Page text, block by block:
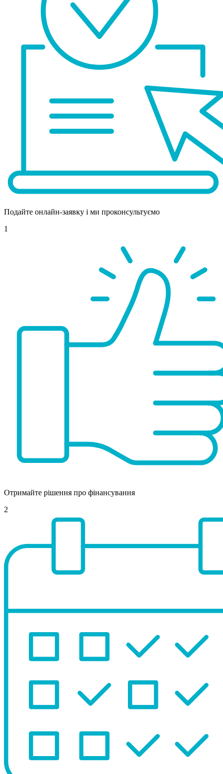
Подайте онлайн-заявку і ми проконсультуємо
1
Отримайте рішення про фінансування
2